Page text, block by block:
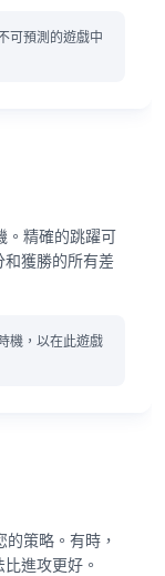
可預測的遊戲中
。精確的跳躍可
獲勝的所有差
機，以在此遊戲
策略。有時，
進攻更好。